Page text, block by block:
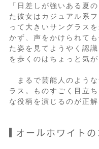
「日差しが強いある夏
た彼女はカジュアル系
って大きいサングラス
かず、声をかけられて
た姿を見てようやく認
を歩くのはちょっと気
まるで芸能人のような
ラス。ものすごく目立
な役柄を演じるのが正
オールホワイト